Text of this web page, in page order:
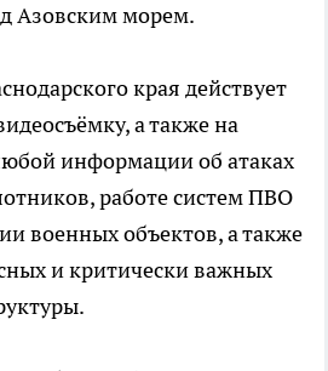
Азовским морем.
края действует
а также на
информации об атаках
работе систем ПВО
военных объектов, а также
и критически важных